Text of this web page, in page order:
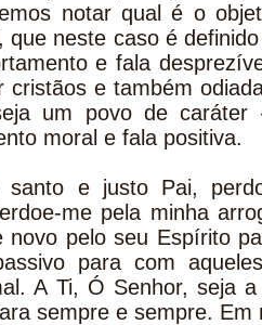
notar qual é o
que neste caso é
e fala
cristãos e também
um povo de caráter
moral e fala positiva.
santo e justo Pai,
me pela minha
novo pelo seu Espírito
para com
A Ti, Ó Senhor, seja
sempre e sempre. Em